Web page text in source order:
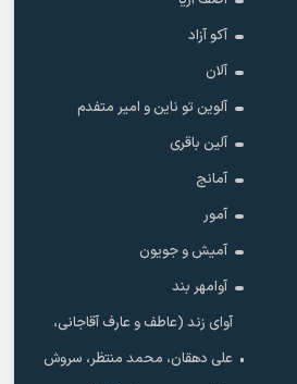
آکو آزاد
آلان
آلوین تو ناین و امیر متفدم
آلین باقری
آمانج
آمور
آمیش و جویون
آوامهر بند
آوای زند (عاطف و عارف آقاجانی،
علی دهقان، محمد منتظر، سروش